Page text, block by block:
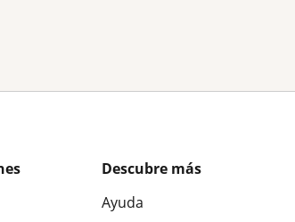
Descubre más
Ayuda